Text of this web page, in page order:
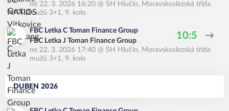
ne 22. 3. 2026 16:20 @ SH Hlučín, Moravskoslezská třída
mužů 3+1, 9. kolo
FBC Letka C Toman Finance Group
FBC Letka J Toman Finance Group
10:5
ne 22. 3. 2026 17:40 @ SH Hlučín, Moravskoslezská třída
mužů 3+1, 9. kolo
DUBEN 2026